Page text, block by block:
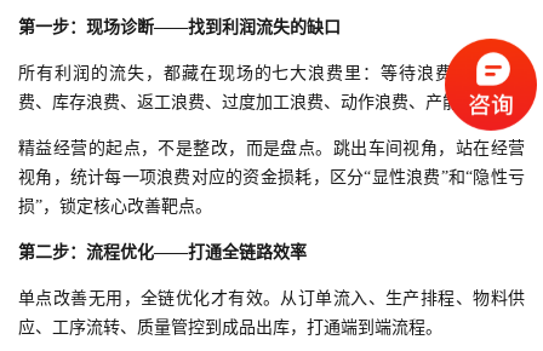
第一步：现场诊断——找到利润流失的缺口
所有利润的流失，都藏在现场的七大浪费里：等待浪费、搬运浪
费、库存浪费、返工浪费、过度加工浪费、动作浪费、产能浪费。
精益经营的起点，不是整改，而是盘点。跳出车间视角，站在经营
视角，统计每一项浪费对应的资金损耗，区分“显性浪费”和“隐性亏
损”，锁定核心改善靶点。
第二步：流程优化——打通全链路效率
单点改善无用，全链优化才有效。从订单流入、生产排程、物料供
应、工序流转、质量管控到成品出库，打通端到端流程。